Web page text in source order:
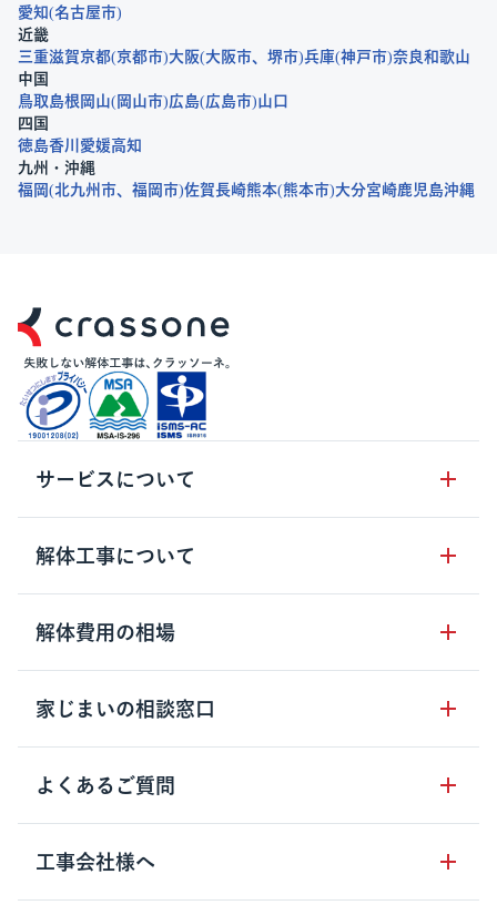
愛知 名古屋市
近畿
三重滋賀京都 京都市 大阪 大阪市 堺市 兵庫 神戸市 奈良和歌山
中国
鳥取 島根 岡山 岡山市 広島 広島市 山口
四国
徳島香川 愛媛高知
九州・沖縄
福岡 北九州市 福岡市 佐賀長崎熊本 熊本市 大分宮崎鹿児島沖縄
サービスについて
サービスの流れ
サービスのメリット
クラッソーネの自治体連携
お客さまの声
空き家の処分を検討のお客様へ
解体工事について
解体工事の基礎知識
解体工事に関わる法律
用語集
解体費用の相場
木造住宅の相場
鉄骨造住宅の相場
RC造住宅の相場
家じまいの相談窓口
家じまいの相談窓口
よくあるご質問
クラッソーネの利用方法
工事の進め方
工事会社様へ